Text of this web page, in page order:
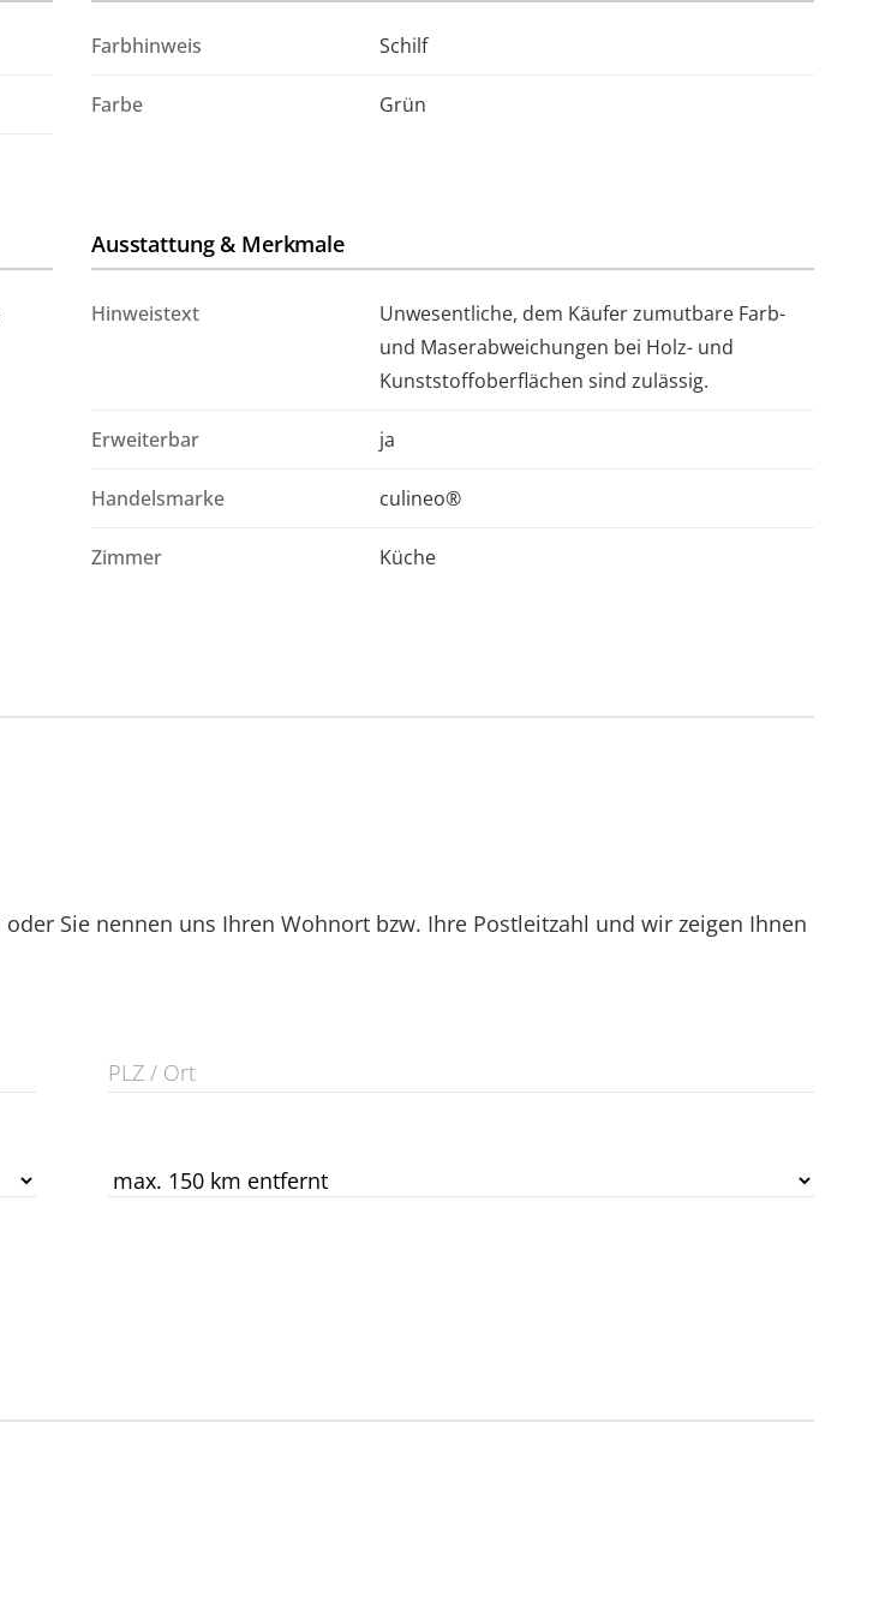
Farbhinweis Schilf
Farbe Grün
Ausstattung & Merkmale
Hinweistext
Unwesentliche, dem Käufer zumutbare Farb-
und Maserabweichungen bei Holz- und
Kunststoffoberflächen sind zulässig.
Erweiterbar ja
Handelsmarke culineo®
Zimmer Küche
Sie nennen uns Ihren Wohnort bzw. Ihre Postleitzahl und wir zeigen Ihnen